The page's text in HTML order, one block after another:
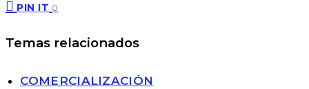
PIN IT 0
Temas relacionados
COMERCIALIZACIÓN